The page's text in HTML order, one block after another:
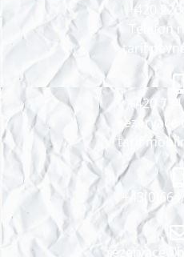
+420 226
Telefon
tarif pevné
+420
tarif